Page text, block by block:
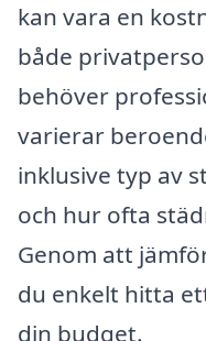
kan vara en
både
behöver
varierar
inklusive typ av
och hur ofta
Genom att
du enkelt hitta
din budget.